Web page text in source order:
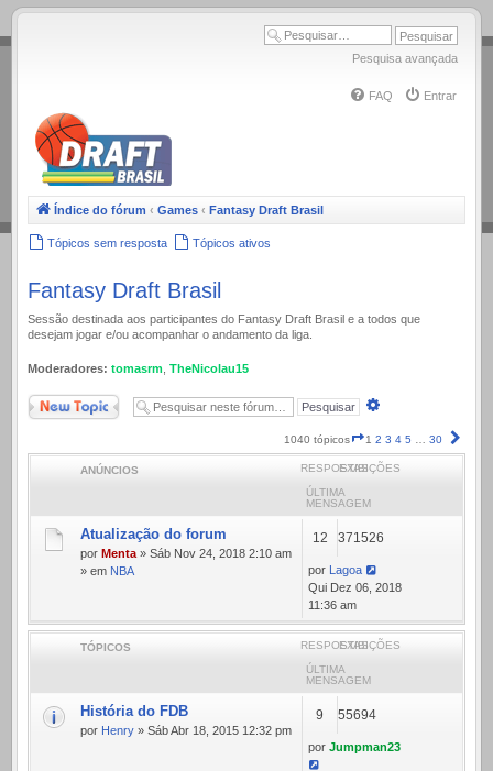
.
Pesquisa avançada
FAQ Entrar
Índice do fórum ‹ Games ‹ Fantasy Draft Brasil
Tópicos sem resposta Tópicos ativos
Fantasy Draft Brasil
Sessão destinada aos participantes do Fantasy Draft Brasil e a todos que
desejam jogar e/ou acompanhar o andamento da liga.
Moderadores: tomasrm TheNicolau15
Novo Tópico
1040 tópicos Página
1
de
1 2 3 4 5 … 30
ANÚNCIOS RESPOSTASEXIBIÇÕES
ÚLTIMA
MENSAGEM
Atualização do forum
por Menta » Sáb Nov 24, 2018 2:10 am
» em NBA
12 371526
por
Lagoa
Qui Dez 06, 2018
11:36 am
TÓPICOS RESPOSTASEXIBIÇÕES
ÚLTIMA
MENSAGEM
História do FDB
por Henry » Sáb Abr 18, 2015 12:32 pm
9 55694
por Jumpman23